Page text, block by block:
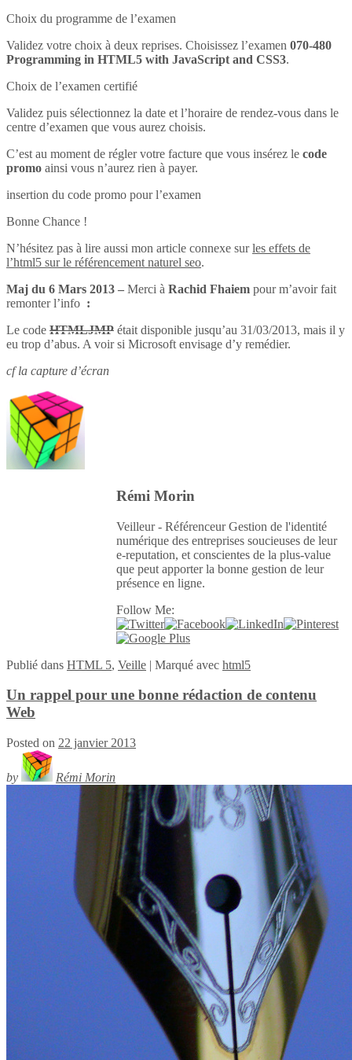
Choix du programme de l’examen
Validez votre choix à deux reprises. Choisissez l’examen 070-480
Programming in HTML5 with JavaScript and CSS3.
Choix de l’examen certifié
Validez puis sélectionnez la date et l’horaire de rendez-vous dans le
centre d’examen que vous aurez choisis.
C’est au moment de régler votre facture que vous insérez le code
promo ainsi vous n’aurez rien à payer.
insertion du code promo pour l’examen
Bonne Chance !
N’hésitez pas à lire aussi mon article connexe surles effets de
l’html5 sur le référencement naturel seo.
Maj du 6 Mars 2013 – Merci à Rachid Fhaiem pour m’avoir fait
remonter l’info :
Le code HTMLJMP était disponible jusqu’au 31/03/2013, mais il y
eu trop d’abus. A voir si Microsoft envisage d’y remédier.
cf la capture d’écran
Rémi Morin
Veilleur - Référenceur Gestion de l'identité
numérique des entreprises soucieuses de leur
e-reputation, et conscientes de la plus-value
que peut apporter la bonne gestion de leur
présence en ligne.
Follow Me:
Publié dans HTML 5, Veille | Marqué avec html5
Un rappel pour une bonne rédaction de contenu
Web
Posted on 22 janvier 2013
by Rémi Morin